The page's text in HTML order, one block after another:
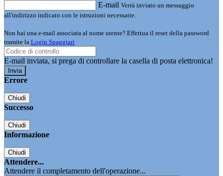
E-mail Verrà inviato un messaggio
all'indirizzo indicato con le istruzioni necessarie.
Non hai una e-mail associata al nome utente? Effettua il reset della password
tramite la Login Spaggiari
E-mail inviata, si prega di controllare la casella di posta elettronica!
Errore
Chiudi
Successo
Chiudi
Informazione
Chiudi
Attendere...
Attendere il completamento dell'operazione...